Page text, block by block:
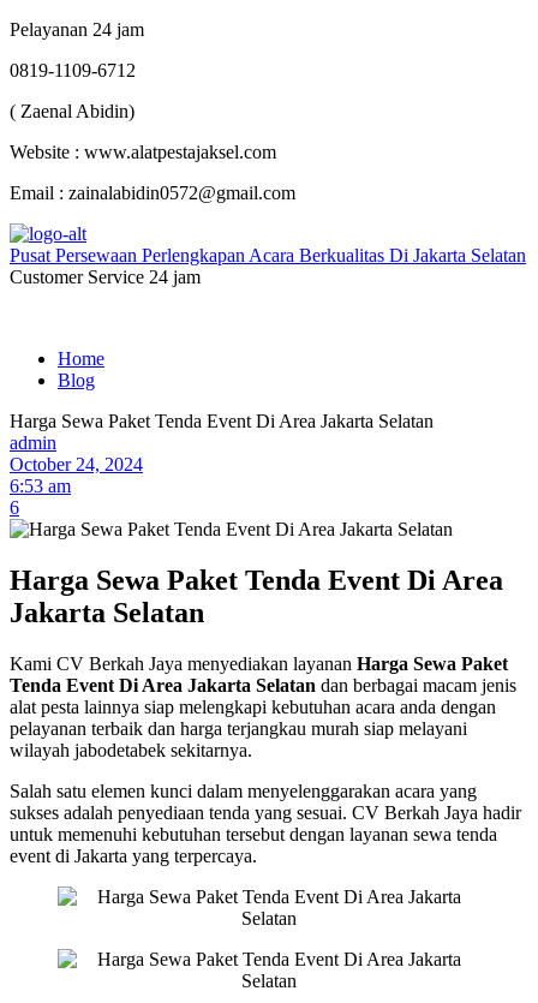
Pelayanan 24 jam
0819-1109-6712
( Zaenal Abidin)
Website : www.alatpestajaksel.com
Email : zainalabidin0572@gmail.com
Pusat Persewaan Perlengkapan Acara Berkualitas Di Jakarta Selatan
Customer Service 24 jam
Home
Blog
Harga Sewa Paket Tenda Event Di Area Jakarta Selatan
admin
October 24, 2024
6:53 am
6
Harga Sewa Paket Tenda Event Di Area
Jakarta Selatan
Kami CV Berkah Jaya menyediakan layanan Harga Sewa Paket
Tenda Event Di Area Jakarta Selatan dan berbagai macam jenis
alat pesta lainnya siap melengkapi kebutuhan acara anda dengan
pelayanan terbaik dan harga terjangkau murah siap melayani
wilayah jabodetabek sekitarnya.
Salah satu elemen kunci dalam menyelenggarakan acara yang
sukses adalah penyediaan tenda yang sesuai. CV Berkah Jaya hadir
untuk memenuhi kebutuhan tersebut dengan layanan sewa tenda
event di Jakarta yang terpercaya.